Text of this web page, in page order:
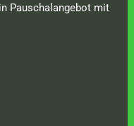
Pauschalangebot mit